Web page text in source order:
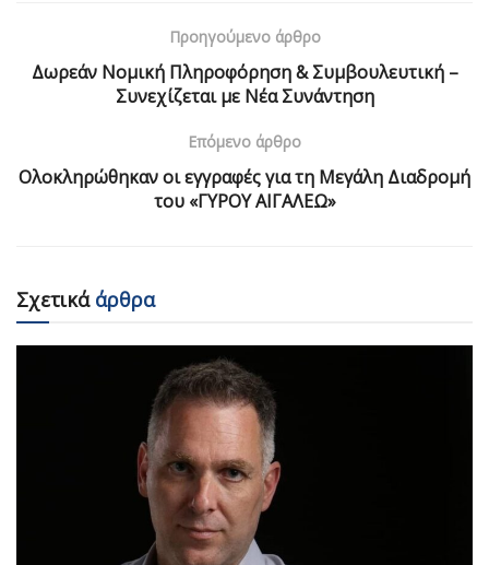
Προηγούμενο άρθρο
Δωρεάν Νομική Πληροφόρηση & Συμβουλευτική –
Συνεχίζεται με Νέα Συνάντηση
Επόμενο άρθρο
Ολοκληρώθηκαν οι εγγραφές για τη Μεγάλη Διαδρομή
του «ΓΥΡΟΥ ΑΙΓΑΛΕΩ»
Σχετικάάρθρα